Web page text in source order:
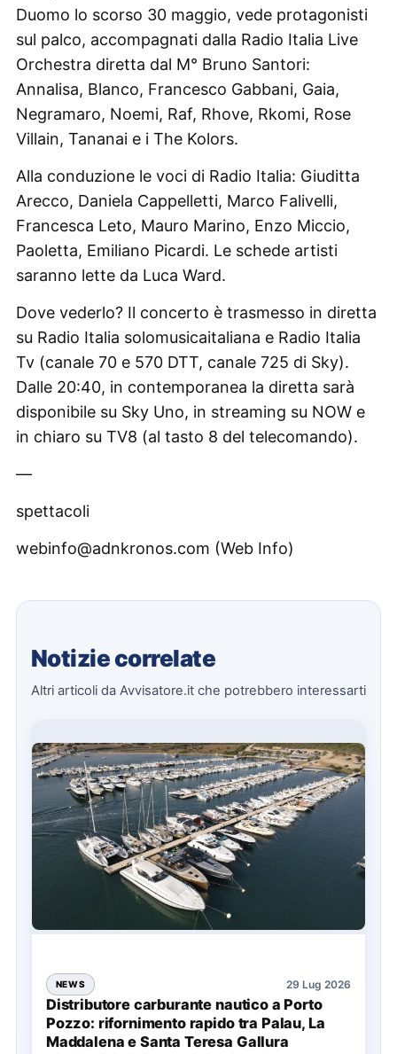
Duomo lo scorso 30 maggio, vede protagonisti
sul palco, accompagnati dalla Radio Italia Live
Orchestra diretta dal M° Bruno Santori:
Annalisa, Blanco, Francesco Gabbani, Gaia,
Negramaro, Noemi, Raf, Rhove, Rkomi, Rose
Villain, Tananai e i The Kolors.
Alla conduzione le voci di Radio Italia: Giuditta
Arecco, Daniela Cappelletti, Marco Falivelli,
Francesca Leto, Mauro Marino, Enzo Miccio,
Paoletta, Emiliano Picardi. Le schede artisti
saranno lette da Luca Ward.
Dove vederlo? Il concerto è trasmesso in diretta
su Radio Italia solomusicaitaliana e Radio Italia
Tv (canale 70 e 570 DTT, canale 725 di Sky).
Dalle 20:40, in contemporanea la diretta sarà
disponibile su Sky Uno, in streaming su NOW e
in chiaro su TV8 (al tasto 8 del telecomando).
—
spettacoli
webinfo@adnkronos.com (Web Info)
Notizie correlate
Altri articoli da Avvisatore.it che potrebbero interessarti
NEWS 29 Lug 2026
Distributore carburante nautico a Porto
Pozzo: rifornimento rapido tra Palau, La
Maddalena e Santa Teresa Gallura